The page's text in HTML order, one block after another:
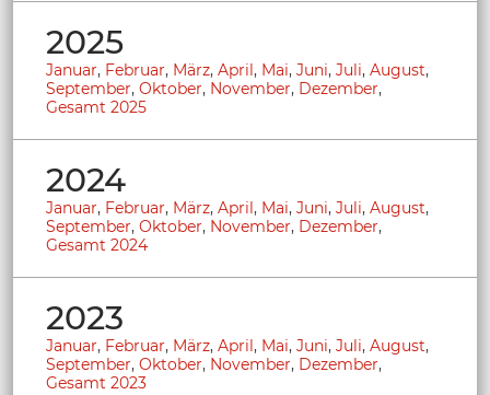
2025
Januar, Februar, März, April, Mai, Juni, Juli, August,
September, Oktober, November, Dezember,
Gesamt 2025
2024
Januar, Februar, März, April, Mai, Juni, Juli, August,
September, Oktober, November, Dezember,
Gesamt 2024
2023
Januar, Februar, März, April, Mai, Juni, Juli, August,
September, Oktober, November, Dezember,
Gesamt 2023